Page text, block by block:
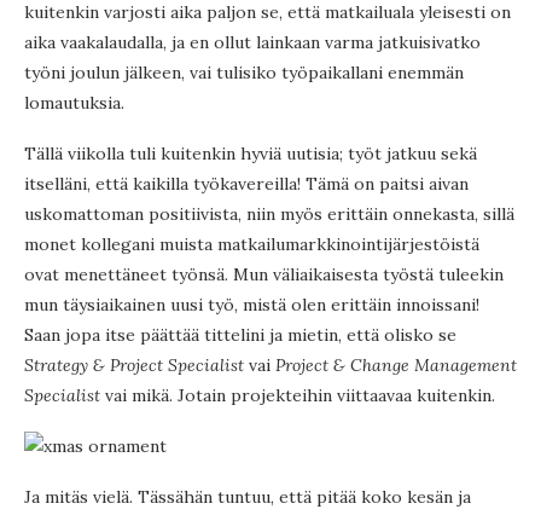
kuitenkin varjosti aika paljon se, että matkailuala yleisesti on
aika vaakalaudalla, ja en ollut lainkaan varma jatkuisivatko
työni joulun jälkeen, vai tulisiko työpaikallani enemmän
lomautuksia.
Tällä viikolla tuli kuitenkin hyviä uutisia; työt jatkuu sekä
itselläni, että kaikilla työkavereilla! Tämä on paitsi aivan
uskomattoman positiivista, niin myös erittäin onnekasta, sillä
monet kollegani muista matkailumarkkinointijärjestöistä
ovat menettäneet työnsä. Mun väliaikaisesta työstä tuleekin
mun täysiaikainen uusi työ, mistä olen erittäin innoissani!
Saan jopa itse päättää tittelini ja mietin, että olisko se
Strategy & Project Specialist vai Project & Change Management
Specialist vai mikä. Jotain projekteihin viittaavaa kuitenkin.
Ja mitäs vielä. Tässähän tuntuu, että pitää koko kesän ja